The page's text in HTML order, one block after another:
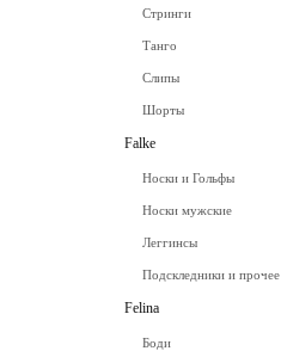
Стринги
Танго
Слипы
Шорты
Falke
Носки и Гольфы
Носки мужские
Леггинсы
Подскледники и прочее
Felina
Боди